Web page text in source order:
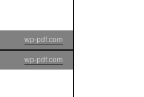
wp-pdf.com
wp-pdf.com